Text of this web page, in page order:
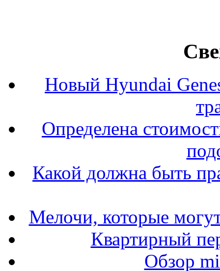
Новый Hyundai
Определена
Какой должна быть
Мелочи, которые
Квартирный
Обзор